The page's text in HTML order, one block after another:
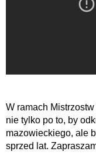
W ramach
nie tylko po to, by
mazowieckiego, ale
sprzed lat.